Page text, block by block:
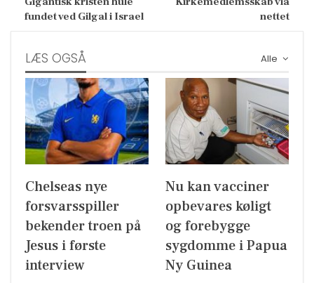
fundet ved Gilgal i Israel
nettet
Alle
LÆS OGSÅ
Chelseas nye
forsvarsspiller
bekender troen på
Jesus i første
interview
Nu kan vacciner
opbevares køligt
og forebygge
sygdomme i Papua
Ny Guinea